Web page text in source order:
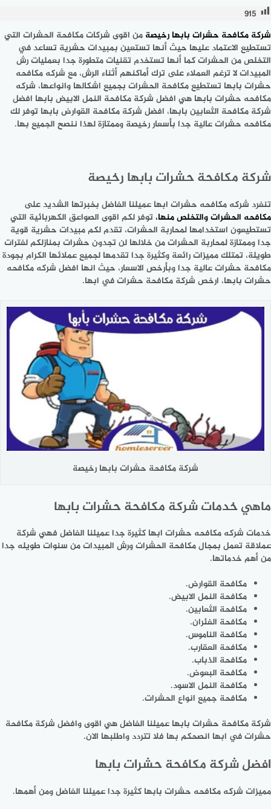
915
شركة مكافحة حشرات بابها رخيصة من اقوى شركات مكافحة الحشرات التي
تستطيع الاعتماد عليها حيث أنها تستعين بمبيدات حشرية تساعد في
التخلص من الحشرات كما أنها تستخدم تقنيات متطورة جدا بعمليات رش
المبيدات لا ترغم العملاء على ترك أماكنهم أثناء الرش، مع شركه مكافحه
حشرات بابها تستطيع مكافحة الحشرات بجميع اشكالها وانواعها، شركه
مكافحه حشرات بابها هي افضل شركة مكافحة النمل الابيض بابها افضل
شركة مكافحة الثعابين بابها، افضل شركة مكافحة القوارض بابها توفر لك
مكافحه حشرات عالية جدا بأسعار رخيصة وممتازة لهذا ننصح الجميع بها.
شركة مكافحة حشرات بابها رخيصة
تنفرد شركه مكافحه حشرات ابها عميلنا الفاضل بخبرتها الشديد على
مكافحه الحشرات والتخلص منها،توفر لكم اقوى الصواعق الكهربائية التي
تستطيعون استخدامها لمحاربة الحشرات، تقدم لكم مبيدات حشرية قوية
جدا وممتازة لمحاربة الحشرات من خلالها لن تجدون حشرات بمنازلكم لفترات
طويلة، تمتلك مميزات رائعة وكثيرة جدا تقدمها لجميع عملائها الكرام بجودة
مكافحة حشرات عالية جدا وبأرخص الاسعار، حيث انها افضل شركه مكافحه
حشرات بابها، ارخص شركة مكافحة حشرات في ابها.
شركة مكافحة حشرات بابها رخيصة
ماهي خدمات شركة مكافحة حشرات بابها
خدمات شركه مكافحه حشرات ابها كثيرة جدا عميلنا الفاضل فهي شركة
عملاقة تعمل بمجال مكافحة الحشرات ورش المبيدات من سنوات طويله جدا
من أهم خدماتها.
مكافحة القوارض.
مكافحة النمل الابيض.
مكافحة الثعابين.
مكافحة الفئران.
مكافحة الناموس.
مكافحة العقارب.
مكافحة الذباب.
مكافحة البعوض.
مكافحة النمل الاسود.
مكافحة جميع انواع الحشرات.
شركة مكافحة حشرات بابها عميلنا الفاضل هي اقوى وافضل شركة مكافحة
حشرات في ابها انصحكم بها فلا تتردد واطلبها الان.
افضل شركة مكافحة حشرات بابها
مميزات شركه مكافحه حشرات بابها كثيرة جدا عميلنا الفاضل ومن أهمها.